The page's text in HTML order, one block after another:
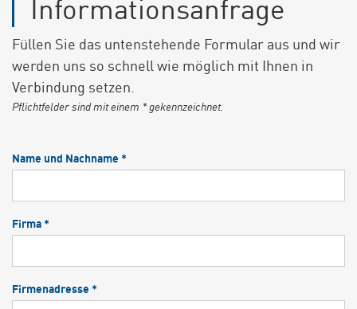
Informationsanfrage
Füllen Sie das untenstehende Formular aus und wir
werden uns so schnell wie möglich mit Ihnen in
Verbindung setzen.
Pflichtfelder sind mit einem * gekennzeichnet.
Name und Nachname *
Firma *
Firmenadresse *